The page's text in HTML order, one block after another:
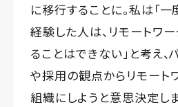
に移行することに。私は「
経験した人は、リモートワ
ることはできない」と考え、
や採用の観点からリモート
組織にしようと意思決定しま